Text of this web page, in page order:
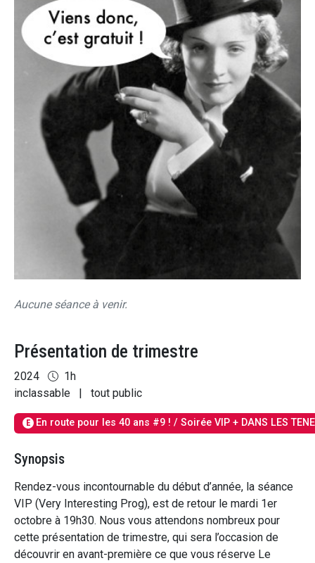
Aucune séance à venir.
Présentation de trimestre
2024
1h
inclassable
| tout public
E En route pour les 40 ans #9 ! / Soirée VIP + DANS LES
Synopsis
Rendez-vous incontournable du début d’année, la séance
VIP (Very Interesting Prog), est de retour le mardi 1er
octobre à 19h30. Nous vous attendons nombreux pour
cette présentation de trimestre, qui sera l’occasion de
découvrir en avant-première ce que vous réserve Le